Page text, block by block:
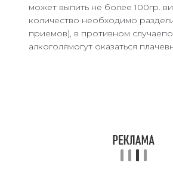
может выпить не более 100гр.
количество необходимо
приемов), в противном
алкоголямогут оказаться